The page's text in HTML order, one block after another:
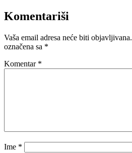
Komentariši
Vaša email adresa neće biti objavljivana.
označena sa *
Komentar *
Ime *